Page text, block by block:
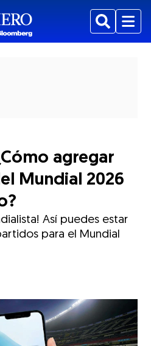
BuscarMenu
agregar
Mundial 2026
Así puedes estar
para el Mundial
mediante Email
mediante Facebook
actual mediante Twitter
artículo actual mediante LinkedIn
el artículo actual mediante